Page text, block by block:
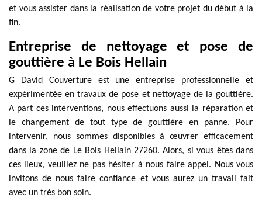
et vous assister dans la réalisation de votre projet du début à la
fin.
Entreprise de nettoyage et pose de
gouttière à Le Bois Hellain
G David Couverture est une entreprise professionnelle et
expérimentée en travaux de pose et nettoyage de la gouttière.
A part ces interventions, nous effectuons aussi la réparation et
le changement de tout type de gouttière en panne. Pour
intervenir, nous sommes disponibles à œuvrer efficacement
dans la zone de Le Bois Hellain 27260. Alors, si vous êtes dans
ces lieux, veuillez ne pas hésiter à nous faire appel. Nous vous
invitons de nous faire confiance et vous aurez un travail fait
avec un très bon soin.